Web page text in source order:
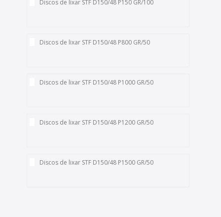
Discos de lixar STF D150/48 P150 GR/100
Discos de lixar STF D150/48 P800 GR/50
Discos de lixar STF D150/48 P1000 GR/50
Discos de lixar STF D150/48 P1200 GR/50
Discos de lixar STF D150/48 P1500 GR/50